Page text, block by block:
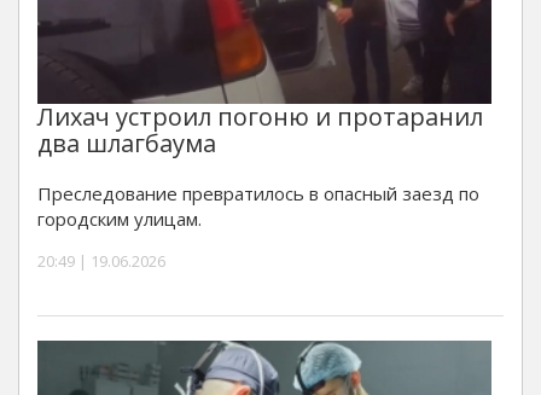
Лихач устроил погоню и протаранил
два шлагбаума
Преследование превратилось в опасный заезд по
городским улицам.
20:49 | 19.06.2026